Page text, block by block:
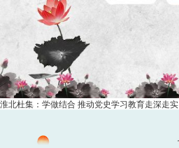
淮北杜集：学做结合 推动党史学习教育走深走实